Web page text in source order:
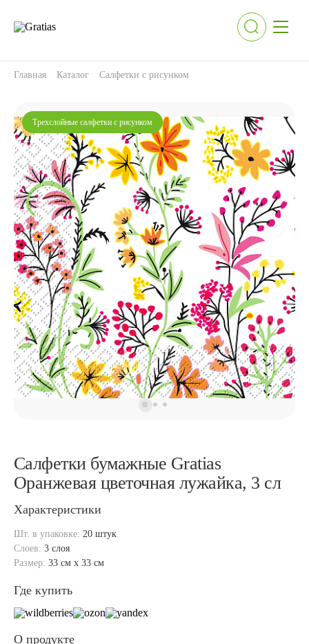
Главная Каталог Салфетки с рисунком
Трехслойные салфетки с рисунком
Салфетки бумажные Gratias
Оранжевая цветочная лужайка, 3 сл
Характеристики
Шт. в упаковке: 20 штук
Слоев: 3 слоя
Размер: 33 см x 33 см
Где купить
О продукте